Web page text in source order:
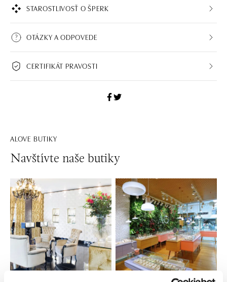
STAROSTLIVOSŤ O ŠPERK
OTÁZKY A ODPOVEDE
CERTIFIKÁT PRAVOSTI
ALOVE BUTIKY
Navštívte naše butiky